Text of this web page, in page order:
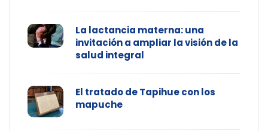
La lactancia materna: una
invitación a ampliar la visión de la
salud integral
El tratado de Tapihue con los
mapuche